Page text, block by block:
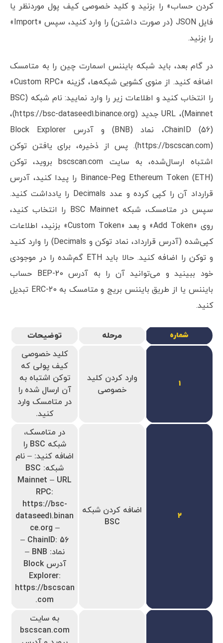
کردن حساب» را بزنید و کلید خصوصی کیف پول موردنظر یا
فایل JSON (در صورت داشتن) را وارد کنید، سپس «Import»
را بزنید.
در گام بعد، باید شبکه بایننس اسمارت چین را به متامسک
اضافه کنید. از منوی کشویی شبکه‌ها، گزینه «Custom RPC»
را انتخاب کنید و اطلاعات زیر را وارد نمایید: نام شبکه (BSC
Mainnet)، URL جدید (https://bsc-dataseed1.binance.org)،
ChainID (56)، نماد (BNB) و آدرس Block Explorer
(https://bscscan.com). پس از ذخیره، برای یافتن توکن
اشتباه ارسال‌شده، به سایت bscscan.com بروید، توکن
Binance-Peg Ethereum Token (ETH) را پیدا کنید، آدرس
قرارداد آن را کپی کرده و عدد Decimals را یادداشت کنید.
سپس در متامسک، شبکه BSC Mainnet را انتخاب کنید،
روی «Add Token» و بعد «Custom Token» بزنید، اطلاعات
کپی‌شده (آدرس قرارداد، نماد توکن و Decimals) را وارد کنید
و توکن را اضافه کنید. حالا باید ETH گم‌شده را در موجودی
خود ببینید و می‌توانید آن را به آدرس BEP-20 حساب
بایننس یا از طریق بایننس بریج و متامسک به ERC-20 تبدیل
کنید.
شماره مرحله توضیحات
1
وارد کردن کلید
خصوصی
کلید خصوصی
کیف پولی که
توکن اشتباه به
آن ارسال شده را
در متامسک وارد
کنید.
2
اضافه کردن شبکه
BSC
در متامسک،
شبکه BSC را
اضافه کنید: – نام
شبکه: BSC
Mainnet – URL
RPC:
https://bsc-
dataseed1.binan
ce.org –
ChainID: 56 –
نماد: BNB –
آدرس Block
Explorer:
https://bscscan
.com
به سایت
bscscan.com